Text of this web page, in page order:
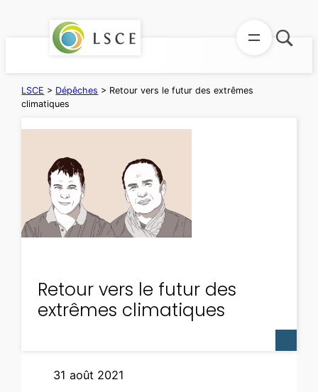
LSCE > Dépêches > Retour vers le futur des extrêmes
climatiques
Retour vers le futur des
extrêmes climatiques
31 août 2021